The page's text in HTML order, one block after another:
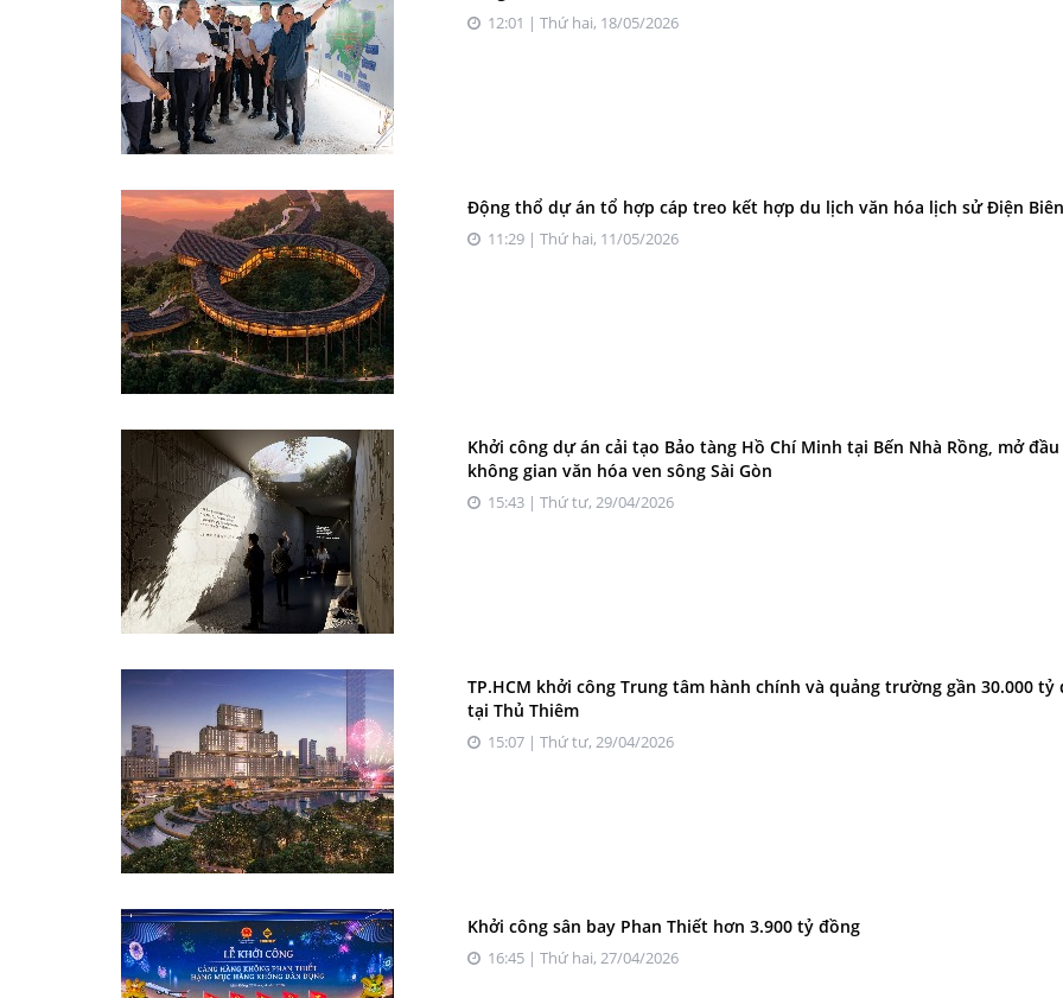
12:01 | Thứ hai, 18/05/2026
Động thổ dự án tổ hợp cáp treo kết hợp du lịch văn hóa lịch sử Điện
11:29 | Thứ hai, 11/05/2026
Khởi công dự án cải tạo Bảo tàng Hồ Chí Minh tại Bến Nhà Rồng, mở
không gian văn hóa ven sông Sài Gòn
15:43 | Thứ tư, 29/04/2026
TP.HCM khởi công Trung tâm hành chính và quảng trường gần 30.000 tỷ
tại Thủ Thiêm
15:07 | Thứ tư, 29/04/2026
Khởi công sân bay Phan Thiết hơn 3.900 tỷ đồng
16:45 | Thứ hai, 27/04/2026